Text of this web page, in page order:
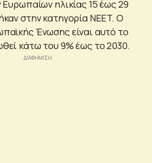
Ευρωπαίων ηλικίας 15 έως 29
στην κατηγορία NEET. Ο
Ένωσης είναι αυτό το
κάτω του 9% έως το 2030.